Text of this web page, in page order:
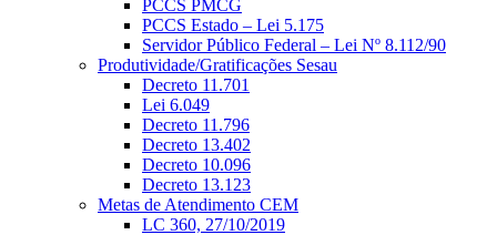
PCCS PMCG
PCCS Estado – Lei 5.175
Servidor Público Federal – Lei Nº 8.112/90
Produtividade/Gratificações Sesau
Decreto 11.701
Lei 6.049
Decreto 11.796
Decreto 13.402
Decreto 10.096
Decreto 13.123
Metas de Atendimento CEM
LC 360, 27/10/2019